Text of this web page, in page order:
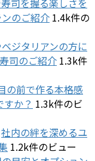
司を握る楽しさを
のご紹介 1.4k件の
ジタリアンの方に
司のご紹介 1.3k件
の前で作る本格感
か？ 1.3k件のビ
社内の絆を深めるユ
1.2k件のビュー